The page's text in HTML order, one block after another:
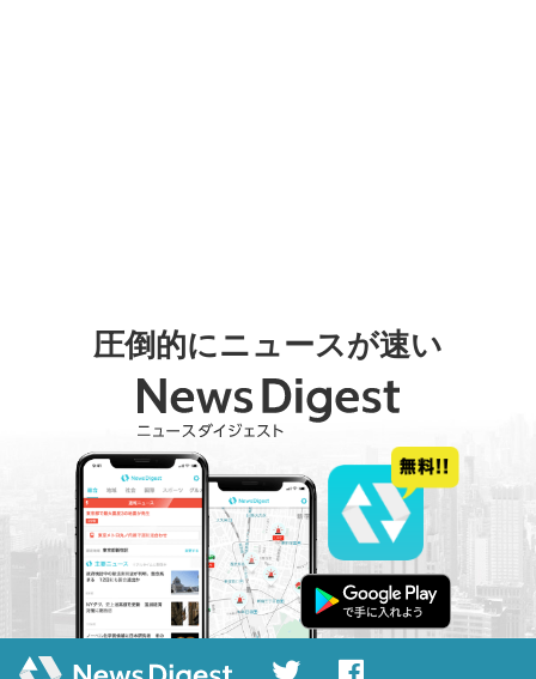
圧倒的にニュースが速い